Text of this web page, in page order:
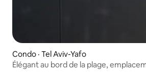
Condo · Tel Aviv-Yafo
Élégant au bord de la plage,